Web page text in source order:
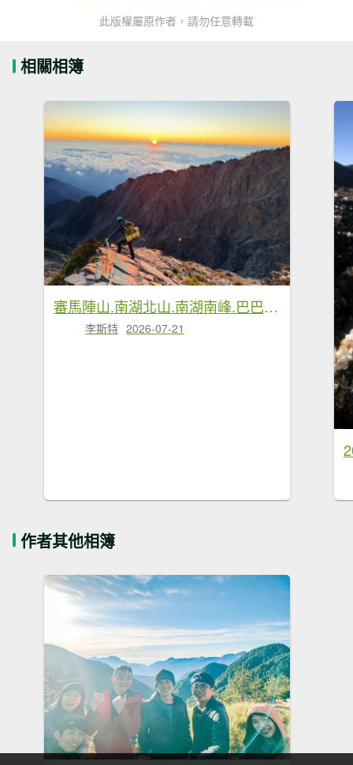
此版權屬原作者，請勿任意轉載
相關相簿
審馬陣山.南湖北山.南湖南峰.巴巴山.南湖大山【帝王之山 豈容凡夫造次】
李斯特 2026-07-21
作者其他相簿